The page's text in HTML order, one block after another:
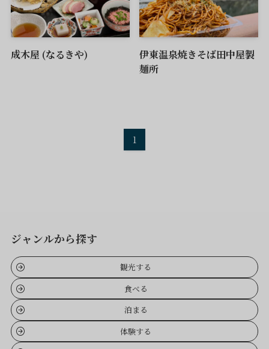
成木屋 (なるきや)
伊東温泉焼きそば田中屋製
麺所
1
ジャンルから探す
観光する
食べる
泊まる
体験する